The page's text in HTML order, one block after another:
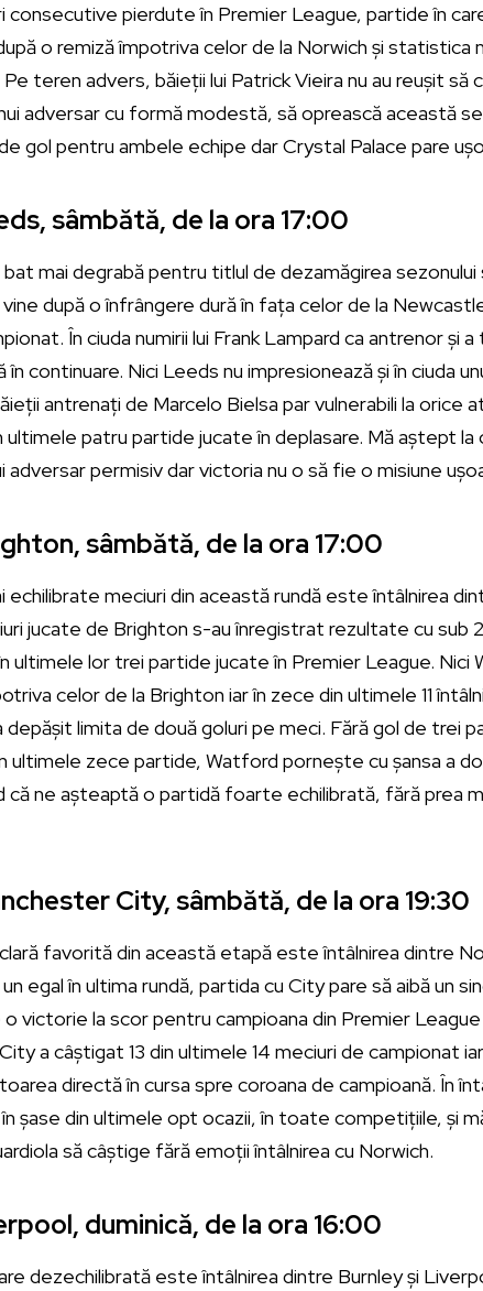
consecutive pierdute în Premier League, partide în
o remiză împotriva celor de la Norwich și statistica
teren advers, băieții lui Patrick Vieira nu au reușit să
adversar cu formă modestă, să oprească această
gol pentru ambele echipe dar Crystal Palace pare
sâmbătă, de la ora 17:00
mai degrabă pentru titlul de dezamăgirea
după o înfrângere dură în fața celor de la
În ciuda numirii lui Frank Lampard ca antrenor și
continuare. Nici Leeds nu impresionează și în ciuda
antrenați de Marcelo Bielsa par vulnerabili la orice
ultimele patru partide jucate în deplasare. Mă aștept
adversar permisiv dar victoria nu o să fie o misiune
sâmbătă, de la ora 17:00
echilibrate meciuri din această rundă este întâlnirea
jucate de Brighton s-au înregistrat rezultate cu sub
ultimele lor trei partide jucate în Premier League. Nici
celor de la Brighton iar în zece din ultimele 11
limita de două goluri pe meci. Fără gol de trei
ultimele zece partide, Watford pornește cu șansa a
că ne așteaptă o partidă foarte echilibrată, fără prea
City, sâmbătă, de la ora 19:30
favorită din această etapă este întâlnirea dintre
egal în ultima rundă, partida cu City pare să aibă un
victorie la scor pentru campioana din Premier
a câștigat 13 din ultimele 14 meciuri de campionat
directă în cursa spre coroana de campioană. În
șase din ultimele opt ocazii, în toate competițiile, și
să câștige fără emoții întâlnirea cu Norwich.
duminică, de la ora 16:00
dezechilibrată este întâlnirea dintre Burnley și